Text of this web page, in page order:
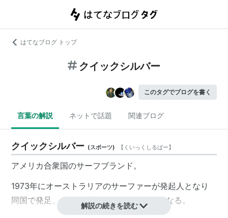
はてなブログ トップ
クイックシルバー
このタグでブログを書く
言葉の解説 ネットで話題 関連ブログ
クイックシルバー (スポーツ) 【 くいっくしるばー】
アメリカ合衆国のサーフブランド。
1973年にオーストラリアのサーファーが発起人となり
同国で発足、その後世界展開を行うようになる。
解説の続きを読む